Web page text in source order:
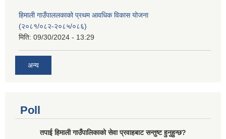
हिमाली गाउँपाललकाको प्रथम आवधिक विकास योजना
(२०८१/०८२-२०८५/०८६)
मिति: 09/30/2024 - 13:29
अन्य
Poll
तपाई हिमाली गाउँपालिकाको सेवा प्रवाहबाट सन्तुष्ट हुनुहुन्छ?